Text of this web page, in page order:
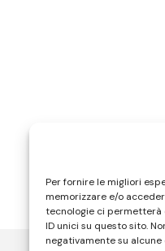
Per fornire le migliori
memorizzare e/o
tecnologie ci permetterà
ID unici su questo sito.
negativamente su